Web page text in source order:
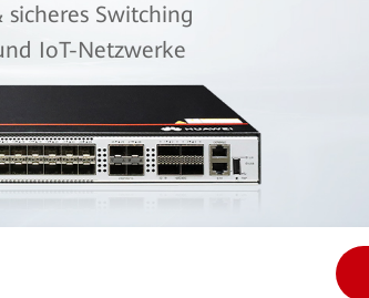
Switching
IoT-Netzwerke